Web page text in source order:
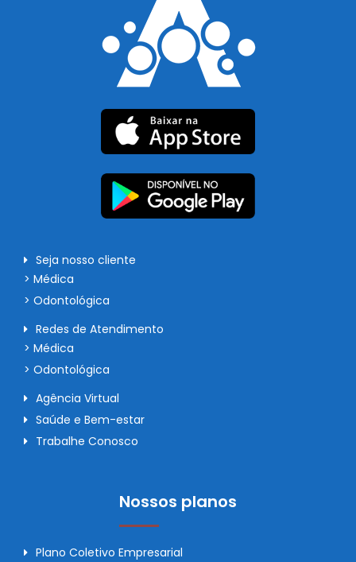
Seja nosso cliente
> Médica
> Odontológica
Redes de Atendimento
> Médica
> Odontológica
Agência Virtual
Saúde e Bem-estar
Trabalhe Conosco
Nossos planos
Plano Coletivo Empresarial